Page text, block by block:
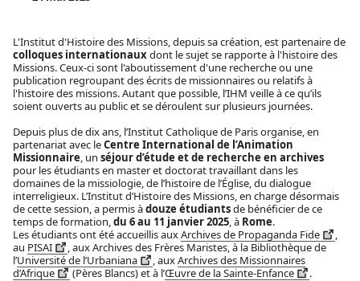
L'Institut d'Histoire des Missions, depuis sa création, est partenaire de
colloques internationaux dont le sujet se rapporte à l'histoire des
Missions. Ceux-ci sont l'aboutissement d'une recherche ou une
publication regroupant des écrits de missionnaires ou relatifs à
l'histoire des missions. Autant que possible, l’IHM veille à ce qu’ils
soient ouverts au public et se déroulent sur plusieurs journées.
Depuis plus de dix ans, l’Institut Catholique de Paris organise, en
partenariat avec leCentre International de l’Animation
Missionnaire , un séjour d’étude et de recherche en archives
pour les étudiants en master et doctorat travaillant dans les
domaines de la missiologie, de l’histoire de l’Église, du dialogue
interreligieux. L’Institut d’Histoire des Missions, en charge désormais
de cette session, a permis àdouze étudiantsde bénéficier de ce
temps de formation, du 6 au 11 janvier 2025 , à Rome.
Les étudiants ont été accueillis auxArchives de Propaganda Fide
au PISAI
, aux Archives des Frères Maristes, à la Bibliothèque de
l’Université de l’Urbaniana , auxArchives des Missionnaires
d’Afrique
(Pères Blancs) et à l’Œuvre de la Sainte-Enfance .